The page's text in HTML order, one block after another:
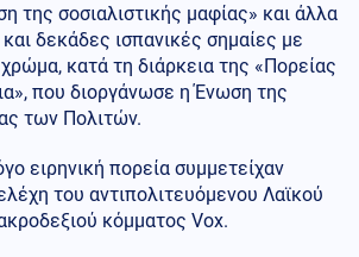
της σοσιαλιστικής μαφίας» και άλλα
δεκάδες ισπανικές σημαίες με
κατά τη διάρκεια της «Πορείας
που διοργάνωσε η Ένωση της
των Πολιτών.
ειρηνική πορεία συμμετείχαν
του αντιπολιτευόμενου Λαϊκού
κόμματος Vox.